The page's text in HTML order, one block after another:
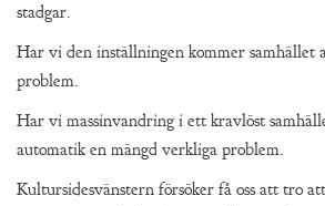
stadgar.
Har vi den inställningen kommer samhället
problem.
Har vi massinvandring i ett kravlöst
automatik en mängd verkliga problem.
Kultursidesvänstern försöker få oss att tro